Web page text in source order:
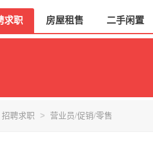
求职 房屋租售 二手闲置
招聘求职 > 营业员/促销/零售